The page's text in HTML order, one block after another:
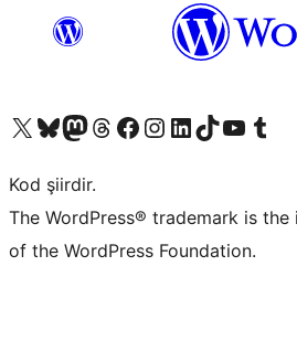
X (eski Twitter) hesabımıza bakın
Bluesky hesabımızı ziyaret edinMastodon hesabımızı ziyaret edinThreads hesabımızı ziyaret edinFacebook sayfamızı ziyaret edinInstagram hesabımızı ziyaret edinLinkedIn hesabımızı ziyaret edinTikTok hesabımızı ziyaret edinYouTube kanalımızı ziyaret edinTumblr hesabımızı ziyaret edin
Kod şiirdir.
The WordPress® trademark is
of the WordPress Foundation.